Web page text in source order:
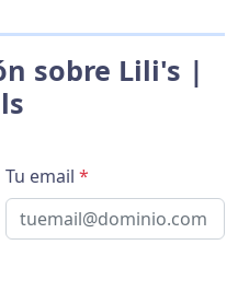
sobre Lili's |
Tu email *